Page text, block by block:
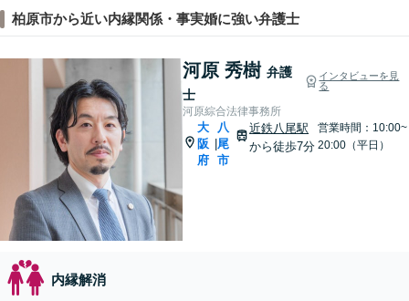
柏原市から近い内縁関係・事実婚に強い弁護士
河原 秀樹 弁護
士
インタビューを見
る
河原綜合法律事務所
大
阪
府
八
尾
市
近鉄八尾駅
から徒歩7分
営業時間：10:00~
20:00（平日）
内縁解消